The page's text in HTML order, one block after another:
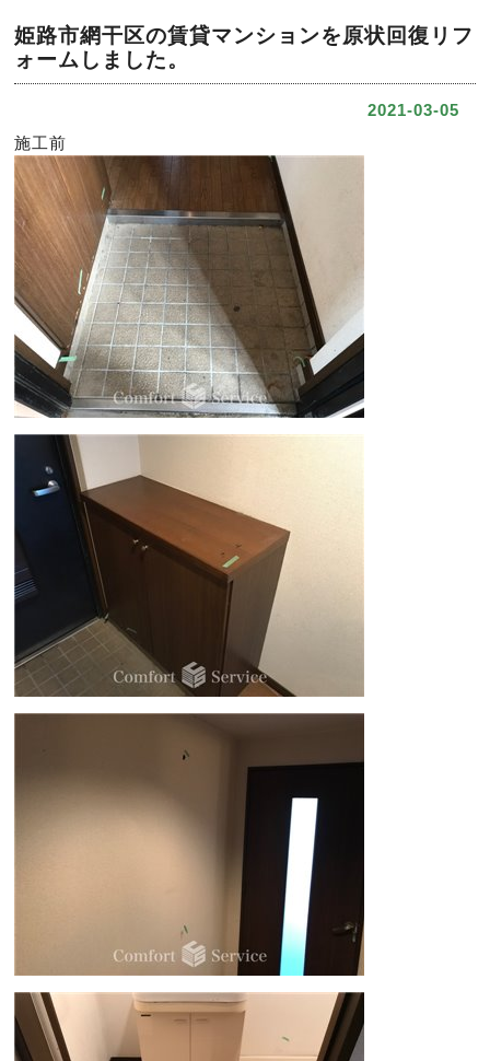
姫路市網干区の賃貸マンションを原状回復リフ
ォームしました。
2021-03-05
施工前